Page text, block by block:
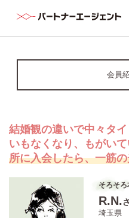
会員
結婚観の違いで中々タ
いもなくなり、もがいて
所に入会したら、一筋
そろそ
R.N.
埼玉県